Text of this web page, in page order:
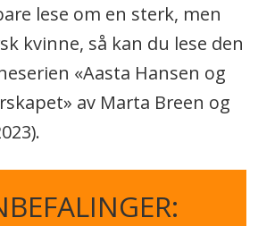
lese om en sterk, men
kvinne, så kan du lese den
«Aasta Hansen og
av Marta Breen og